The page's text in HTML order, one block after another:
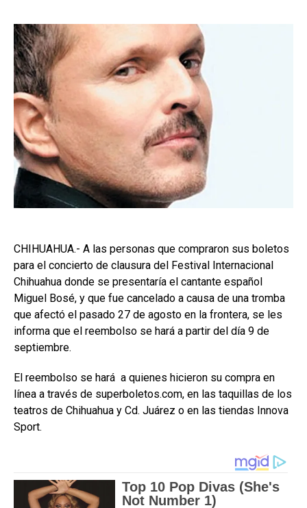
CHIHUAHUA.- A las personas que compraron sus boletos
para el concierto de clausura del Festival Internacional
Chihuahua donde se presentaría el cantante español
Miguel Bosé, y que fue cancelado a causa de una tromba
que afectó el pasado 27 de agosto en la frontera, se les
informa que el reembolso se hará a partir del día 9 de
septiembre.
El reembolso se hará a quienes hicieron su compra en
línea a través de superboletos.com, en las taquillas de los
teatros de Chihuahua y Cd. Juárez o en las tiendas Innova
Sport.